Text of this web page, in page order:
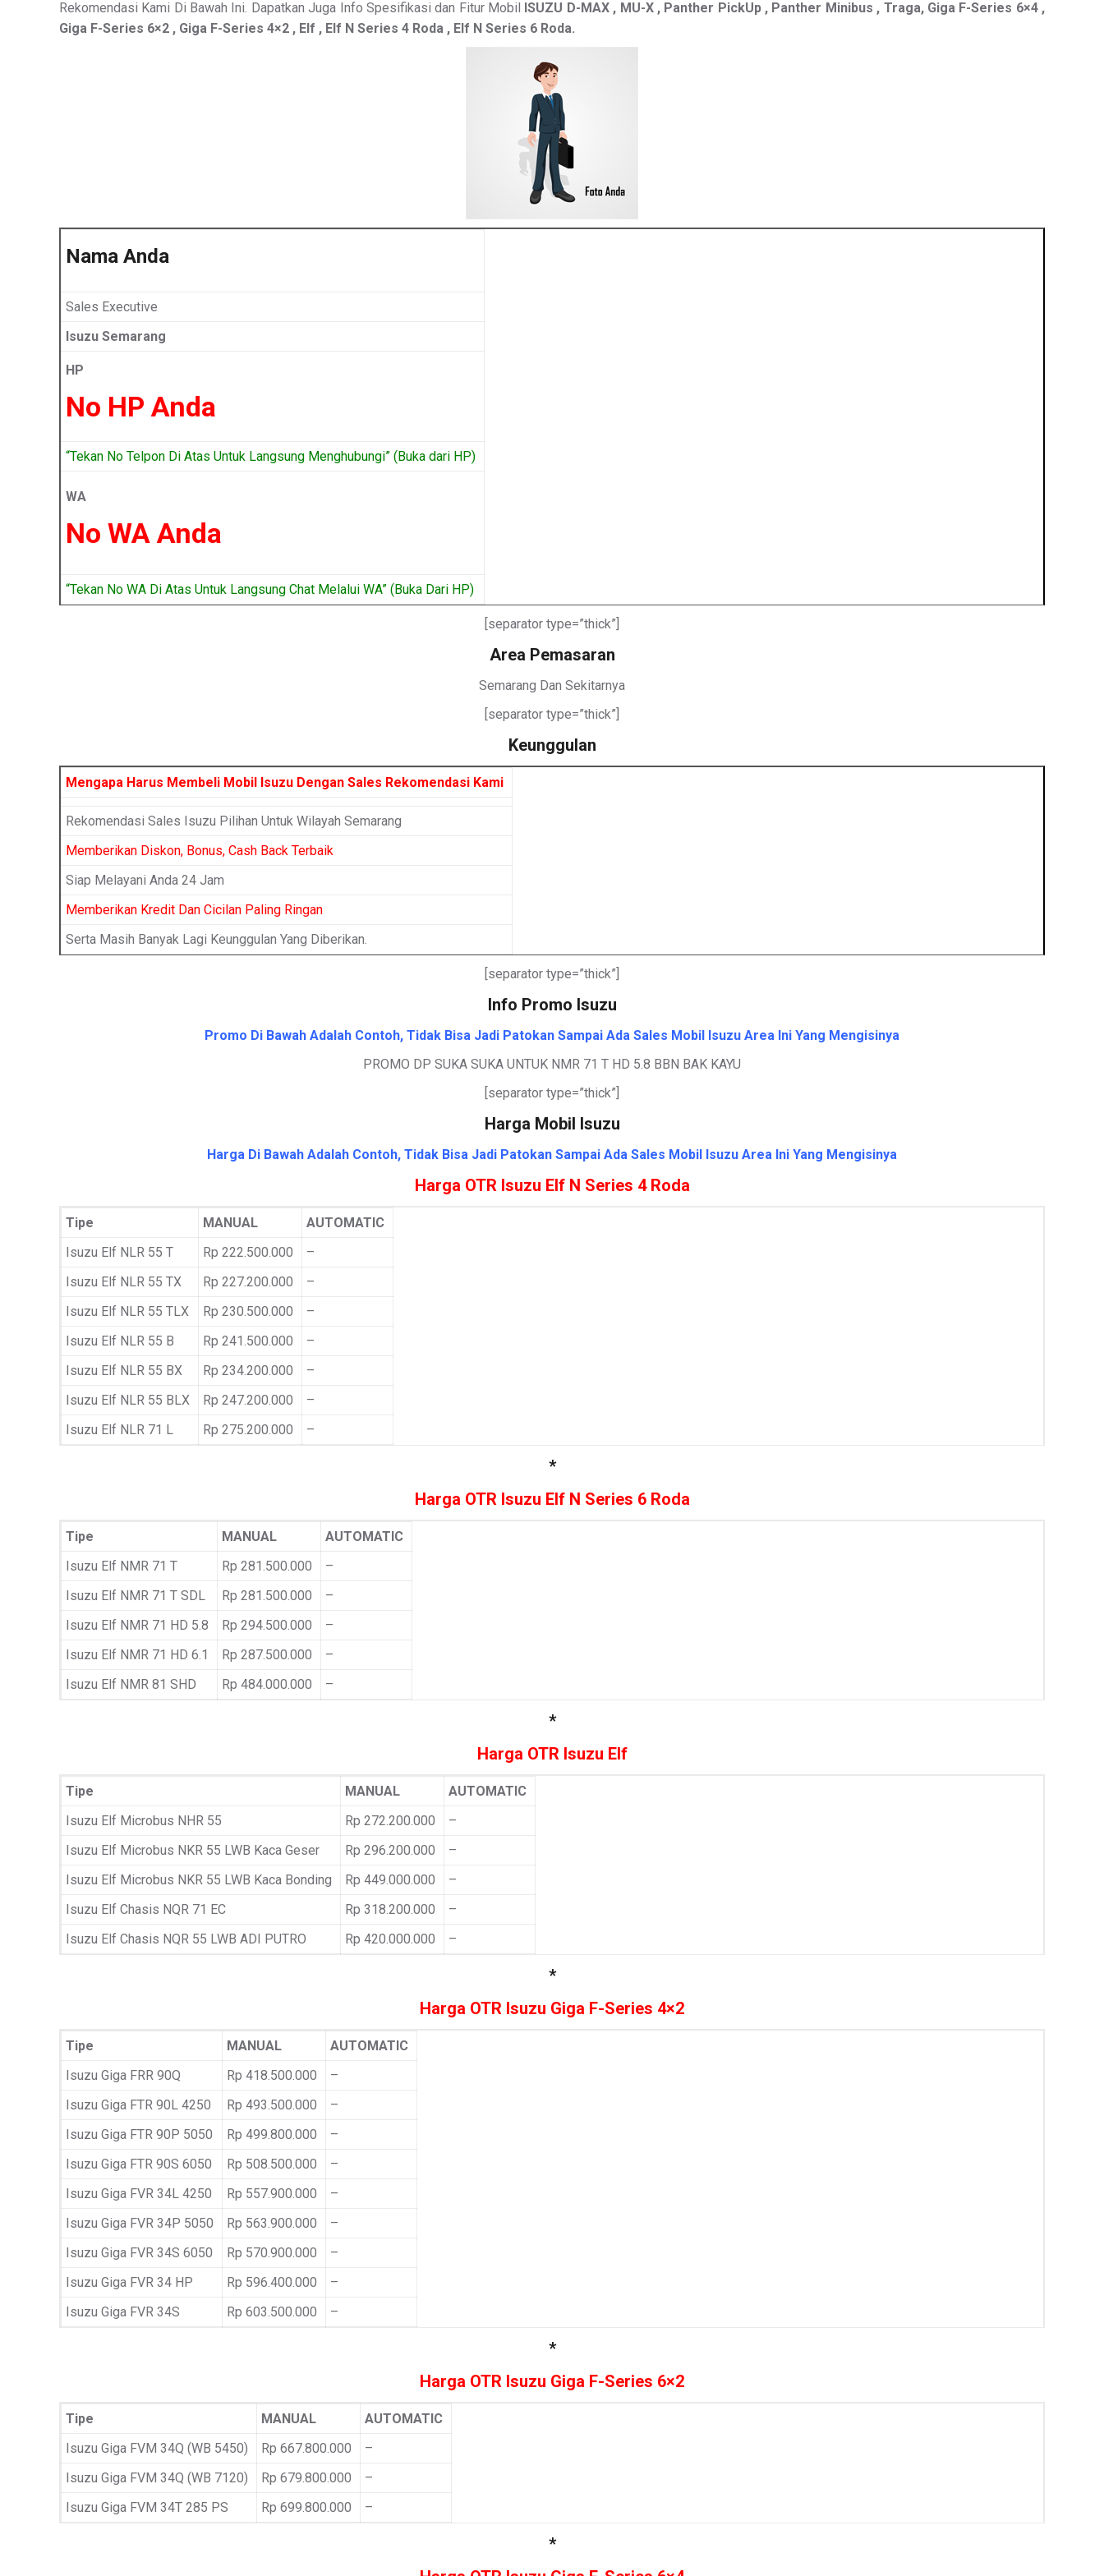
Rekomendasi Kami Di Bawah Ini. Dapatkan Juga Info Spesifikasi dan Fitur Mobil ISUZU D-MAX , MU-X , Panther PickUp , Panther Minibus , Traga, Giga F-Series 6×4 ,
Giga F-Series 6×2 , Giga F-Series 4×2 , Elf , Elf N Series 4 Roda , Elf N Series 6 Roda.
Nama Anda
Sales Executive
Isuzu Semarang
HP
No HP Anda
“Tekan No Telpon Di Atas Untuk Langsung Menghubungi” (Buka dari HP)
WA
No WA Anda
“Tekan No WA Di Atas Untuk Langsung Chat Melalui WA” (Buka Dari HP)
[separator type=”thick”]
Area Pemasaran
Semarang Dan Sekitarnya
[separator type=”thick”]
Keunggulan
Mengapa Harus Membeli Mobil Isuzu Dengan Sales Rekomendasi Kami
Rekomendasi Sales Isuzu Pilihan Untuk Wilayah Semarang
Memberikan Diskon, Bonus, Cash Back Terbaik
Siap Melayani Anda 24 Jam
Memberikan Kredit Dan Cicilan Paling Ringan
Serta Masih Banyak Lagi Keunggulan Yang Diberikan.
[separator type=”thick”]
Info Promo Isuzu
Promo Di Bawah Adalah Contoh, Tidak Bisa Jadi Patokan Sampai Ada Sales Mobil Isuzu Area Ini Yang Mengisinya
PROMO DP SUKA SUKA UNTUK NMR 71 T HD 5.8 BBN BAK KAYU
[separator type=”thick”]
Harga Mobil Isuzu
Harga Di Bawah Adalah Contoh, Tidak Bisa Jadi Patokan Sampai Ada Sales Mobil Isuzu Area Ini Yang Mengisinya
Harga OTR Isuzu Elf N Series 4 Roda
Tipe MANUAL
AUTOMATIC
Isuzu Elf NLR 55 T
Rp 222.500.000
–
Isuzu Elf NLR 55 TX
Rp 227.200.000
–
Isuzu Elf NLR 55 TLX
Rp 230.500.000
–
Isuzu Elf NLR 55 B
Rp 241.500.000
–
Isuzu Elf NLR 55 BX
Rp 234.200.000
–
Isuzu Elf NLR 55 BLX
Rp 247.200.000
–
Isuzu Elf NLR 71 L
Rp 275.200.000 –
*
Harga OTR Isuzu Elf N Series 6 Roda
Tipe MANUAL
AUTOMATIC
Isuzu Elf NMR 71 T
Rp 281.500.000
–
Isuzu Elf NMR 71 T SDL
Rp 281.500.000
–
Isuzu Elf NMR 71 HD 5.8
Rp 294.500.000
–
Isuzu Elf NMR 71 HD 6.1
Rp 287.500.000
–
Isuzu Elf NMR 81 SHD
Rp 484.000.000 –
*
Harga OTR Isuzu Elf
Tipe MANUAL
AUTOMATIC
Isuzu Elf Microbus NHR 55
Rp 272.200.000
–
Isuzu Elf Microbus NKR 55 LWB Kaca Geser
Rp 296.200.000
–
Isuzu Elf Microbus NKR 55 LWB Kaca Bonding
Rp 449.000.000
–
Isuzu Elf Chasis NQR 71 EC
Rp 318.200.000
–
Isuzu Elf Chasis NQR 55 LWB ADI PUTRO
Rp 420.000.000 –
*
Harga OTR Isuzu Giga F-Series 4×2
Tipe MANUAL
AUTOMATIC
Isuzu Giga FRR 90Q
Rp 418.500.000
–
Isuzu Giga FTR 90L 4250
Rp 493.500.000
–
Isuzu Giga FTR 90P 5050
Rp 499.800.000
–
Isuzu Giga FTR 90S 6050
Rp 508.500.000
–
Isuzu Giga FVR 34L 4250
Rp 557.900.000
–
Isuzu Giga FVR 34P 5050
Rp 563.900.000
–
Isuzu Giga FVR 34S 6050
Rp 570.900.000
–
Isuzu Giga FVR 34 HP
Rp 596.400.000
–
Isuzu Giga FVR 34S
Rp 603.500.000 –
*
Harga OTR Isuzu Giga F-Series 6×2
Tipe MANUAL
AUTOMATIC
Isuzu Giga FVM 34Q (WB 5450)
Rp 667.800.000
–
Isuzu Giga FVM 34Q (WB 7120)
Rp 679.800.000
–
Isuzu Giga FVM 34T 285 PS
Rp 699.800.000 –
*